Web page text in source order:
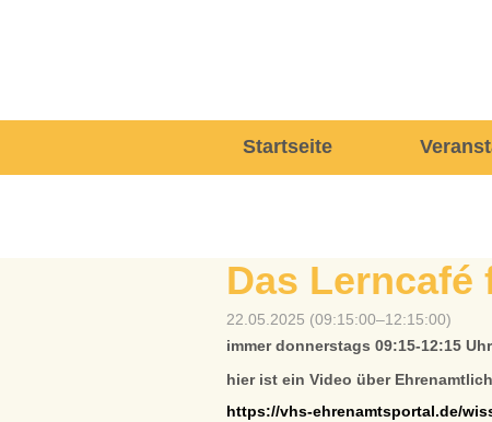
Startseite
Das Lerncafé
22.05.2025 (09:15:00–12:15:00)
immer donnerstags 09:15-12:15
hier ist ein Video über
https://vhs-ehrenamtsportal.de/